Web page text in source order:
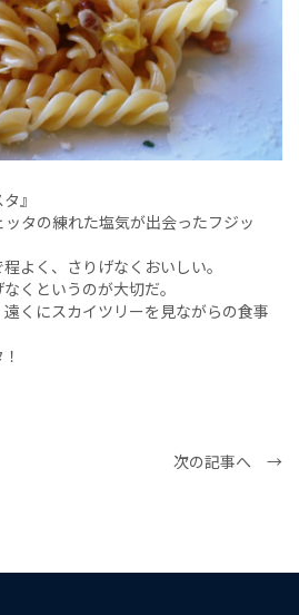
』
タの練れた塩気が出会ったフジッ
よく、さりげなくおいしい。
くというのが大切だ。
くにスカイツリーを見ながらの食事
次の記事へ →